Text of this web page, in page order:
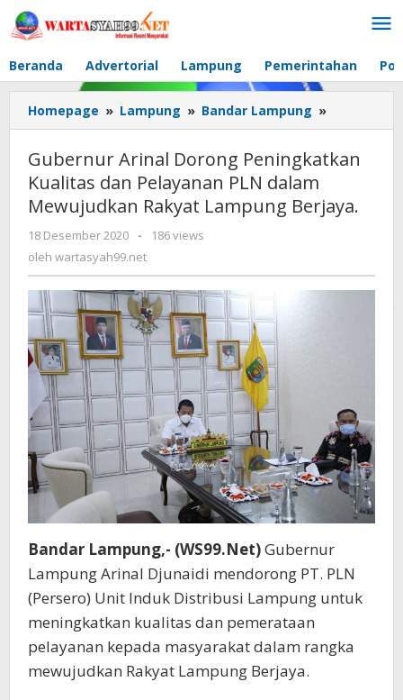
Lewati
ke
Beranda
Advertorial Lampung Pemerintahan
Homepage » Lampung » Bandar Lampung »
Arinal
Dorong
dan
Gubernur Arinal Dorong Peningkatkan
Kualitas dan Pelayanan PLN dalam
Mewujudkan Rakyat Lampung Berjaya.
18 Desember 2020
oleh
wartasyah99.net
-
186 views
oleh wartasyah99.net
Bandar Lampung,- (WS99.Net)Gubernur
Lampung Arinal Djunaidi mendorong PT. PLN
(Persero) Unit Induk Distribusi Lampung untuk
meningkatkan kualitas dan pemerataan
pelayanan kepada masyarakat dalam rangka
mewujudkan Rakyat Lampung Berjaya.